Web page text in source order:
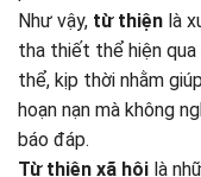
Như vậy, từ thiện là
tha thiết thể hiện
thể, kịp thời nhằm
hoạn nạn mà không
báo đáp.
Từ thiện xã hội là